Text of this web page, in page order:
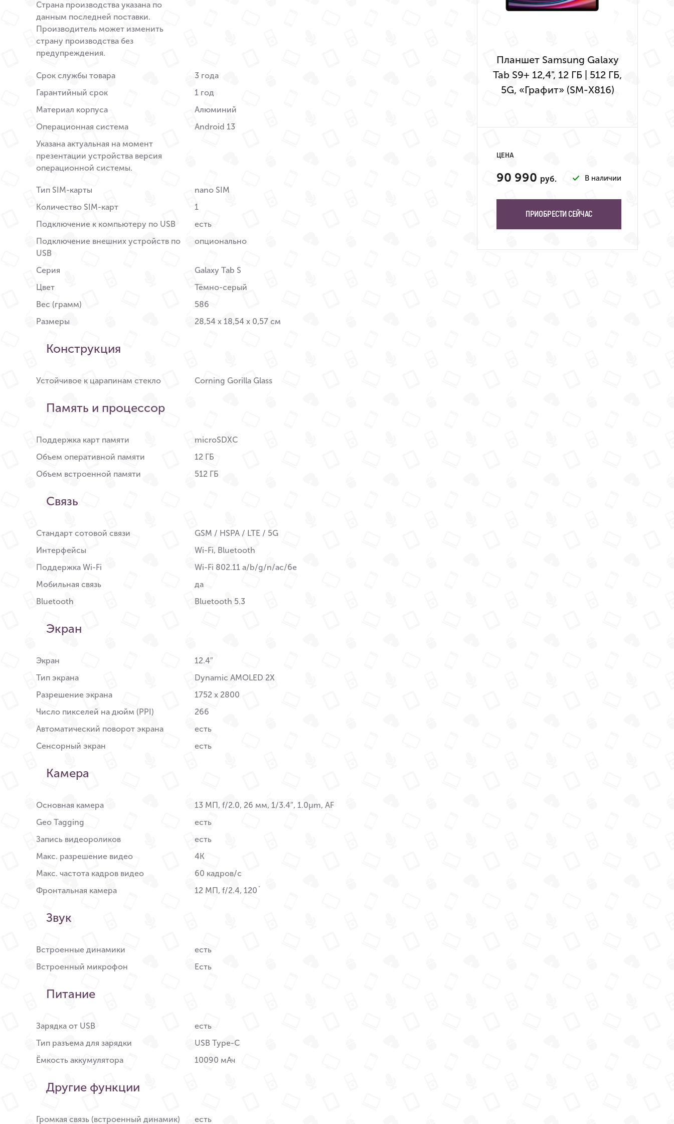
Страна производства указана по
данным последней поставки.
Производитель может изменить
страну производства без
предупреждения.
Срок службы товара
3 года
Гарантийный срок
1 год
Материал корпуса
Алюминий
Операционная система
Указана актуальная на момент
презентации устройства версия
операционной системы.
Android 13
Тип SIM-карты
nano SIM
Количество SIM-карт
1
Подключение к компьютеру по USB
есть
Подключение внешних устройств по
USB
опционально
Серия
Galaxy Tab S
Цвет
Тёмно-серый
Вес (грамм)
586
Размеры
28,54 x 18,54 x 0,57 см
Конструкция
Устойчивое к царапинам стекло Corning Gorilla Glass
Память и процессор
Поддержка карт памяти
microSDXC
Объем оперативной памяти
12 ГБ
Объем встроенной памяти
512 ГБ
Связь
Стандарт сотовой связи
GSM / HSPA / LTE / 5G
Интерфейсы
Wi-Fi, Bluetooth
Поддержка Wi-Fi
Wi-Fi 802.11 a/b/g/n/ac/6e
Мобильная связь
да
Bluetooth
Bluetooth 5.3
Экран
Экран
12.4″
Тип экрана
Dynamic AMOLED 2X
Разрешение экрана
1752 x 2800
Число пикселей на дюйм (PPI)
266
Автоматический поворот экрана
есть
Сенсорный экран
есть
Камера
Основная камера
13 МП, f/2.0, 26 мм, 1/3.4″, 1.0µm, AF
Geo Tagging
есть
Запись видеороликов
есть
Макс. разрешение видео
4K
Макс. частота кадров видео
60 кадров/с
Фронтальная камера
12 МП, f/2.4, 120˚
Звук
Встроенные динамики
есть
Встроенный микрофон
Есть
Питание
Зарядка от USB
есть
Тип разъема для зарядки
USB Type-C
Ёмкость аккумулятора
10090 мАч
Другие функции
Громкая связь (встроенный динамик) есть
Планшет Samsung Galaxy
Tab S9+ 12,4", 12 ГБ | 512 ГБ,
5G, «Графит» (SM-X816)
ЦЕНА
90 990 руб. В наличии
ПРИОБРЕСТИ СЕЙЧАС